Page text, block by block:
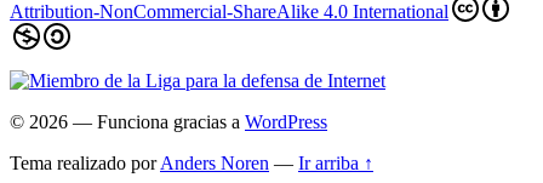
Attribution-NonCommercial-ShareAlike 4.0 International
© 2026 — Funciona gracias a WordPress
Tema realizado porAnders Noren — Ir arriba ↑